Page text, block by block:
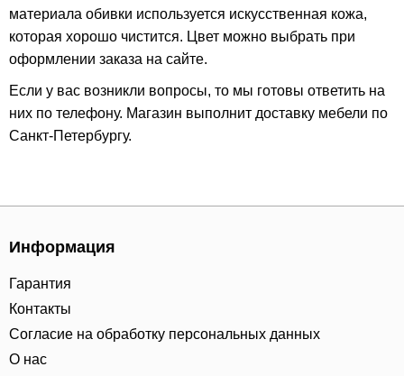
материала обивки используется искусственная кожа,
которая хорошо чистится. Цвет можно выбрать при
оформлении заказа на сайте.
Если у вас возникли вопросы, то мы готовы ответить на
них по телефону. Магазин выполнит доставку мебели по
Санкт-Петербургу.
Информация
Гарантия
Контакты
Согласие на обработку персональных данных
О нас